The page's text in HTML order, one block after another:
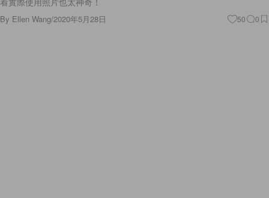
By Ellen Wang/2020年5月28日 50 0